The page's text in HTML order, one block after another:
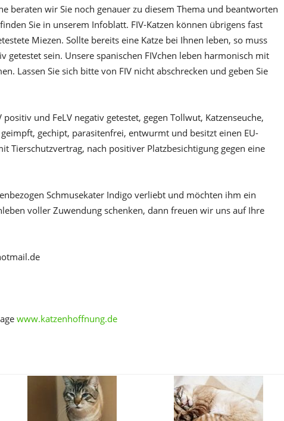
beraten wir Sie noch genauer zu diesem Thema und beantworten
Sie in unserem Infoblatt. FIV-Katzen können übrigens fast
Miezen. Sollte bereits eine Katze bei Ihnen leben, so muss
getestet sein. Unsere spanischen FIVchen leben harmonisch mit
Lassen Sie sich bitte von FIV nicht abschrecken und geben Sie
und FeLV negativ getestet, gegen Tollwut, Katzenseuche,
gechipt, parasitenfrei, entwurmt und besitzt einen EU-
Tierschutzvertrag, nach positiver Platzbesichtigung gegen eine
Schmusekater Indigo verliebt und möchten ihm ein
voller Zuwendung schenken, dann freuen wir uns auf Ihre
www.katzenhoffnung.de